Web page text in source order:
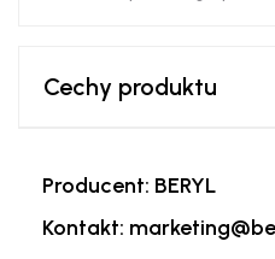
Cechy produktu
Producent: BERYL
Kontakt: